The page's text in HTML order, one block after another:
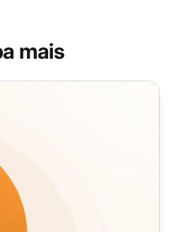
mais
de Clientes